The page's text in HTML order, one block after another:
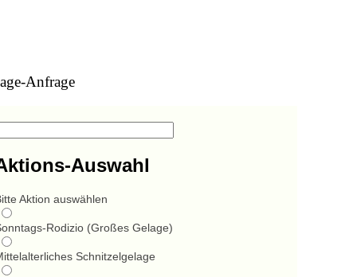
Anfrage
Auswahl
Aktion auswählen
Rodizio (Großes Gelage)
Schnitzelgelage